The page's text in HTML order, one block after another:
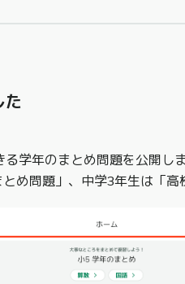
た
学年のまとめ問題を公開しま
め問題」、中学3年生は「高